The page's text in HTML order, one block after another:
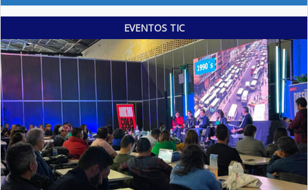
EVENTOS TIC